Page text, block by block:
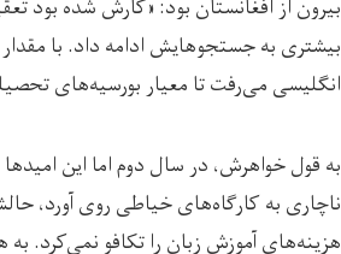
بیرون از افغانستان بود: «کارش شده بود
بیشتری به جستجوهایش ادامه داد. با
انگلیسی‌ می‌رفت تا معیار بورسیه‌های
به قول خواهرش، در سال دوم اما این
ناچاری به کارگاه‌های خیاطی روی آورد،
هزینه‌های آموزش زبان را تکافو نمی‌کرد.